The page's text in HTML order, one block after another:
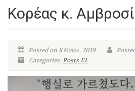
Κορέας κ.
Posted on 8 Μαΐου, 2019
Categories:Posts EL